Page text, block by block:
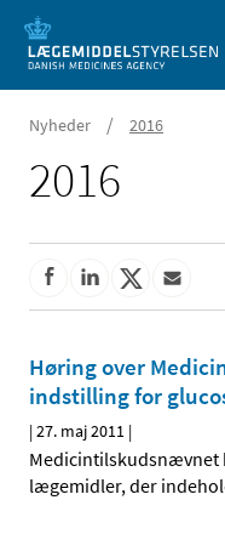
Nyheder / 2016
2016
Høring over
indstilling for
|27. maj 2011 |
Medicintilskudsnævnet
lægemidler, der